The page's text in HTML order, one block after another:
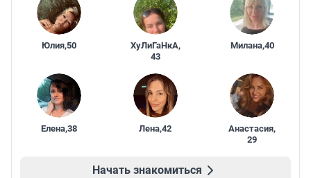
Юлия,50 ХуЛиГаНкА,
43
Милана,40
Елена,38 Лена,42 Анастасия,
29
Начать знакомиться